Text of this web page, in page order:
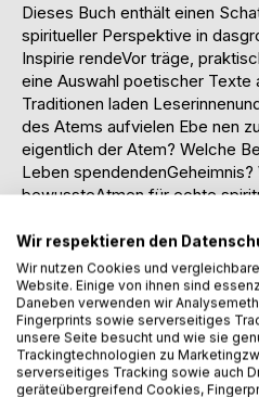
Dieses Buch enthält einen
spiritueller Perspektive in
Inspirie rendeVor träge,
eine Auswahl poetischer Texte
Traditionen laden
des Atems aufvielen Ebe nen
eigentlich der Atem? Welche
Leben
bewussteAtmen für echte
sagt uns die Tatsache, dass
Möglichkeiten zwischen einem
Ausatmen entfaltet? Wiehängt
des Uni -versums und der Zeit
spielt der Atem im »Werden
immerwährenden »Schoßdes
wir Nahrungeinatmen und sie
Exilierdestillieren, das wir für
Wir respektieren den
Wir nutzen Cookies und
Website. Einige von ihnen sind
Daneben verwenden wir
Fingerprints sowie serverseitiges
unsere Seite besucht und wie sie
Trackingtechnologien zu
serverseitiges Tracking sowie auch
geräteübergreifend Cookies,